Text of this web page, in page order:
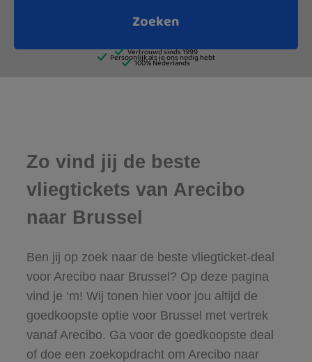
Zo vind jij de beste
vliegtickets van Arecibo
naar Brussel
Ben jij op zoek naar de beste vliegticket-deal
voor Arecibo naar Brussel? Op deze pagina
vind je ‘m! Wij tonen hier voor jou altijd de
goedkoopste optie voor Brussel met vertrek
vanaf Arecibo. Ga voor de goedkoopste deal
of doe een zoekopdracht om Arecibo naar